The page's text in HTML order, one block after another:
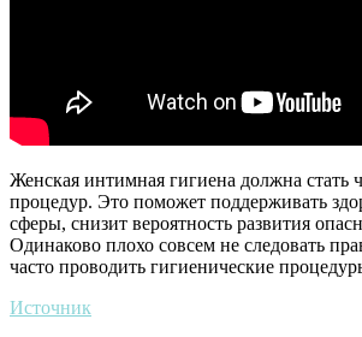
Женская интимная гигиена должна стать
процедур. Это поможет поддерживать
сферы, снизит вероятность развития
Одинаково плохо совсем не следовать
часто проводить гигиенические
Источник